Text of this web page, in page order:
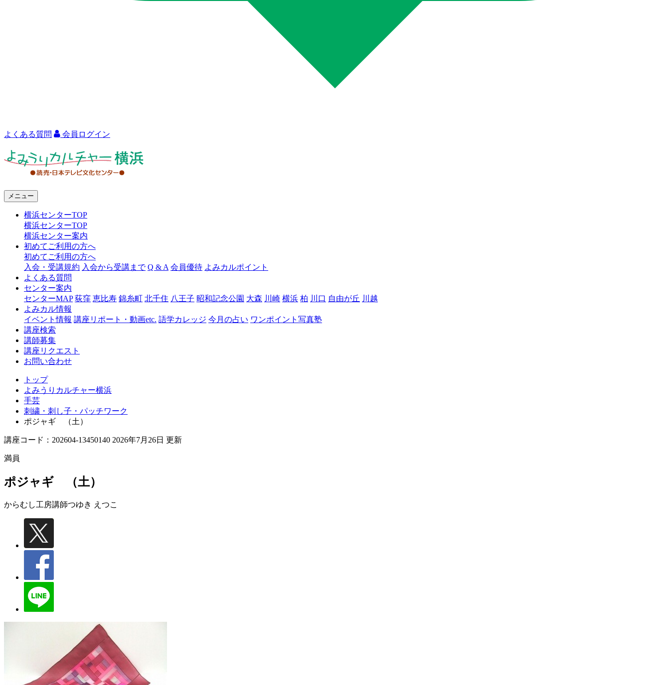
よくある質問 会員ログイン
ャ
横
浜
メニュー
横浜センターTOP
横浜センターTOP
横浜センター案内
初めてご利用の方へ
初めてご利用の方へ
入会・受講規約 入会から受講まで Q & A 会員優待 よみカルポイント
よくある質問
センター案内
センターMAP 荻窪 恵比寿 錦糸町 北千住 八王子 昭和記念公園 大森 川崎 横浜 柏 川口 自由が丘 川越
よみカル情報
イベント情報 講座リポート・動画etc. 語学カレッジ 今月の占い ワンポイント写真塾
講座検索
講師募集
講座リクエスト
お問い合わせ
トップ
よみうりカルチャー横浜
手芸
刺繍・刺し子・パッチワーク
ポジャギ （土）
講座コード：202604-13450140 2026年7月26日 更新
満員
ポジャギ （土）
からむし工房講師つゆき えつこ